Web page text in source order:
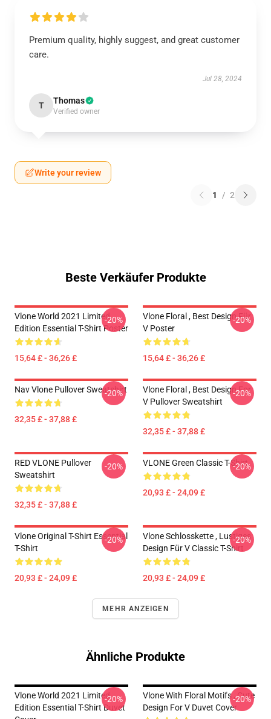
Premium quality, highly suggest, and great customer
care.
Jul 28, 2024
T Thomas
Verified owner
Write your review
1 / 2
Beste Verkäufer Produkte
Vlone World 2021 Limited
Edition Essential T-Shirt Poster
15,64 £ - 36,26 £
-20%
Vlone Floral , Best Design Für
V Poster
15,64 £ - 36,26 £
-20%
Nav Vlone Pullover Sweatshirt
32,35 £ - 37,88 £
-20%
Vlone Floral , Best Design For
V Pullover Sweatshirt
32,35 £ - 37,88 £
-20%
RED VLONE Pullover
Sweatshirt
32,35 £ - 37,88 £
-20% VLONE Green Classic T-Shirt
20,93 £ - 24,09 £
-20%
Vlone Original T-Shirt Essential
T-Shirt
20,93 £ - 24,09 £
-20%
Vlone Schlosskette , Lustiges
Design Für V Classic T-Shirt
20,93 £ - 24,09 £
-20%
MEHR ANZEIGEN
Ähnliche Produkte
Vlone World 2021 Limited
Edition Essential T-Shirt Duvet
-20%
Vlone With Floral Motifs , Cute
Design For V Duvet Cover
-20%